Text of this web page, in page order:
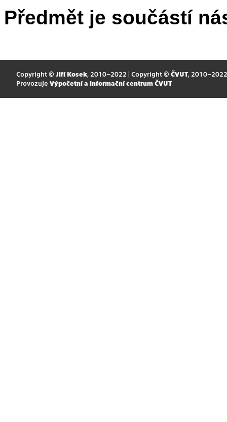
Předmět je součástí
Copyright © Jiří Kosek, 2010–2022 | Copyright © ČVUT, 2010–2022
Provozuje Výpočetní a informační centrum ČVUT